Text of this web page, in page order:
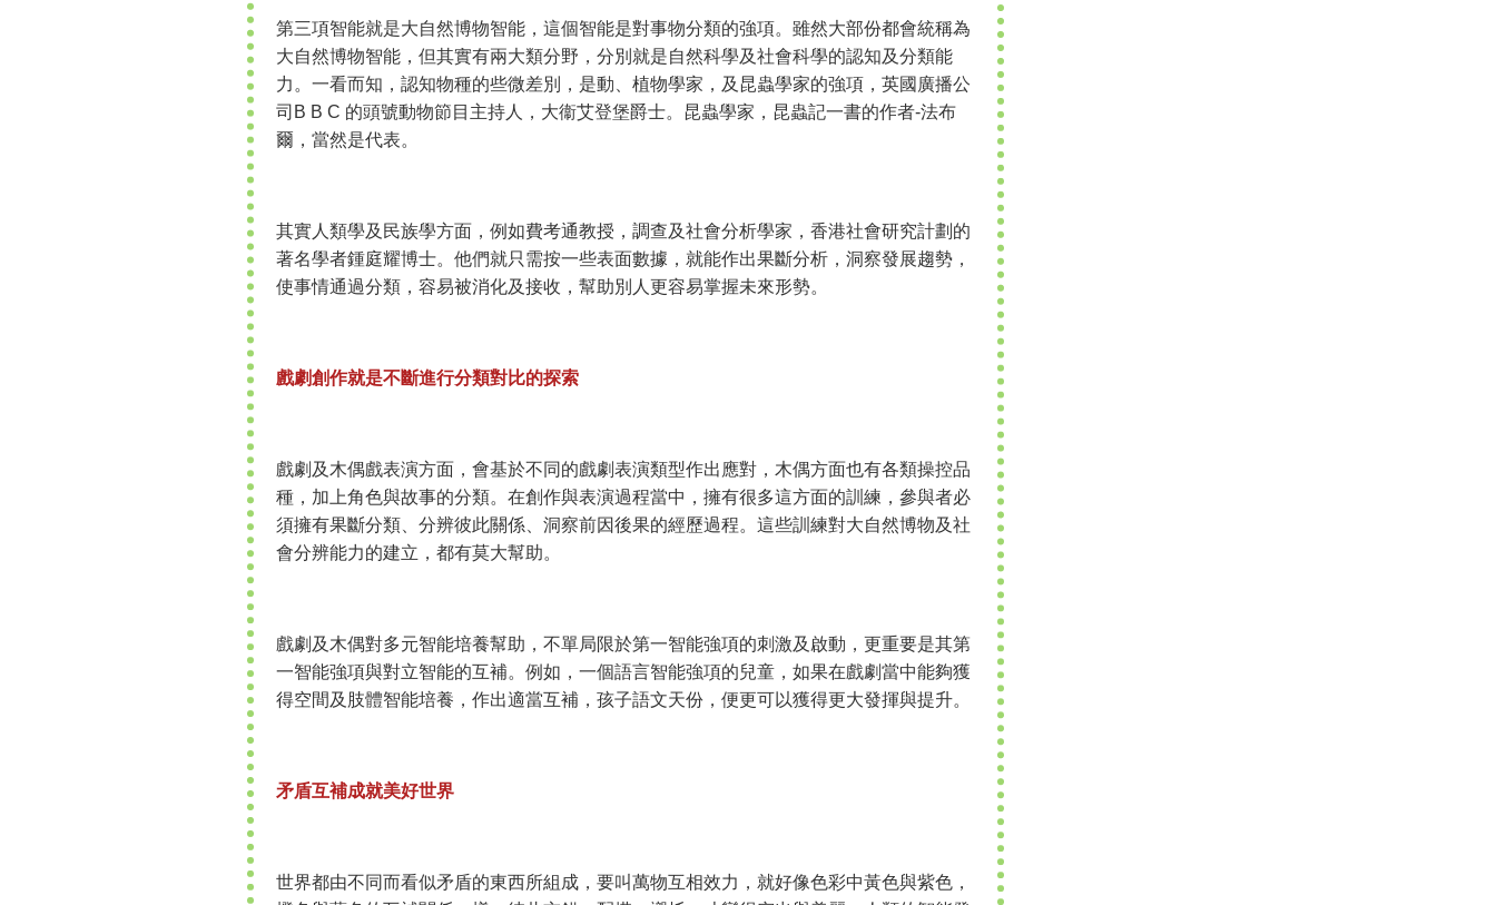
第三項智能就是大自然博物智能，這個智能是對事物分類的強項。雖然大部份都會統稱為
大自然博物智能，但其實有兩大類分野，分別就是自然科學及社會科學的認知及分類能
力。一看而知，認知物種的些微差別，是動、植物學家，及昆蟲學家的強項，英國廣播公
司B B C 的頭號動物節目主持人，大衞艾登堡爵士。昆蟲學家，昆蟲記一書的作者-法布
爾，當然是代表。
其實人類學及民族學方面，例如費考通教授，調查及社會分析學家，香港社會研究計劃的
著名學者鍾庭耀博士。他們就只需按一些表面數據，就能作出果斷分析，洞察發展趨勢，
使事情通過分類，容易被消化及接收，幫助別人更容易掌握未來形勢。
戲劇創作就是不斷進行分類對比的探索
戲劇及木偶戲表演方面，會基於不同的戲劇表演類型作出應對，木偶方面也有各類操控品
種，加上角色與故事的分類。在創作與表演過程當中，擁有很多這方面的訓練，參與者必
須擁有果斷分類、分辨彼此關係、洞察前因後果的經歷過程。這些訓練對大自然博物及社
會分辨能力的建立，都有莫大幫助。
戲劇及木偶對多元智能培養幫助，不單局限於第一智能強項的刺激及啟動，更重要是其第
一智能強項與對立智能的互補。例如，一個語言智能強項的兒童，如果在戲劇當中能夠獲
得空間及肢體智能培養，作出適當互補，孩子語文天份，便更可以獲得更大發揮與提升。
矛盾互補成就美好世界
世界都由不同而看似矛盾的東西所組成，要叫萬物互相效力，就好像色彩中黃色與紫色，